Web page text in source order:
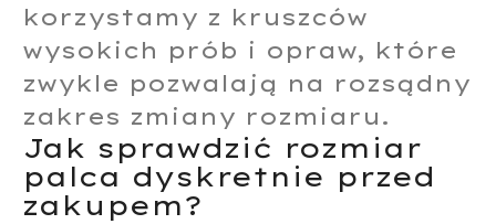
korzystamy z kruszców
wysokich prób i opraw, które
zwykle pozwalają na rozsądny
zakres zmiany rozmiaru.
Jak sprawdzić rozmiar
palca dyskretnie przed
zakupem?